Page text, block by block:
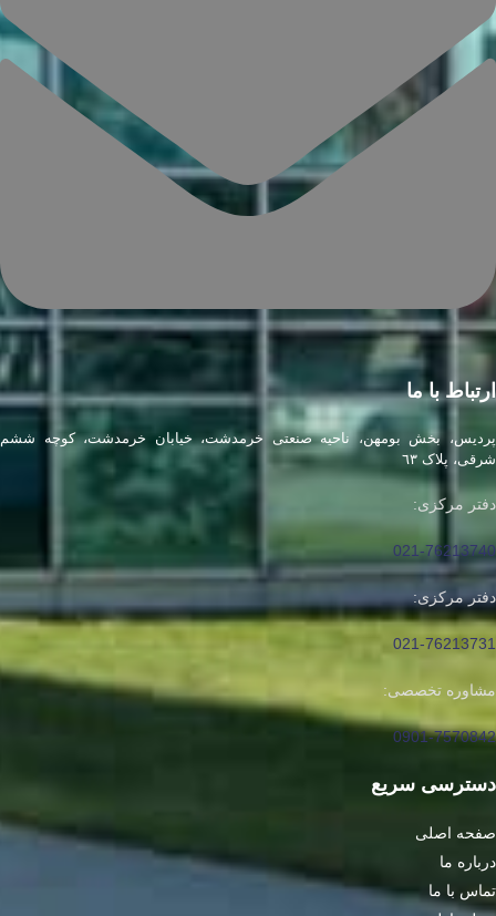
ارتباط با ما
پرديس، بخش بومهن، ناحيه صنعتی خرمدشت، خیابان خرمدشت، کوچه ششم
شرقی، پلاک ٦٣
دفتر مرکزی:
021-76213740
دفتر مرکزی:
021-76213731
مشاوره تخصصی:
0901-7570842
دسترسی سریع
صفحه اصلی
درباره ما
تماس با ما